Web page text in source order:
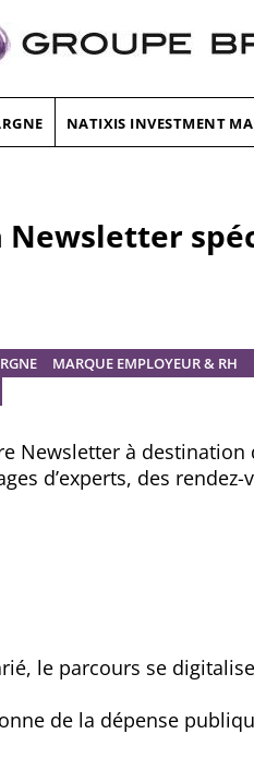
NATIXIS INVESTMENT
Newsletter
MARQUE EMPLOYEUR & RH
Newsletter à destination
d’experts, des
le parcours se
de la dépense